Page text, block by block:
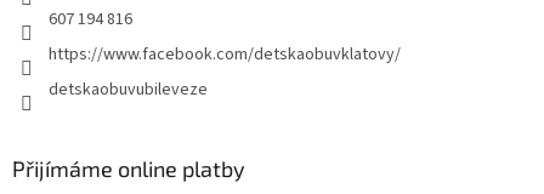
607 194 816
https://www.facebook.com/detskaobuvklatovy/
detskaobuvubileveze
Přijímáme online platby